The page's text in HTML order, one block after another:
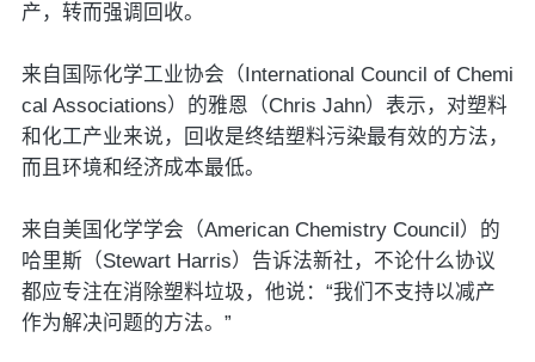
产，转而强调回收。
来自国际化学工业协会（International Council of Chemi
cal Associations）的雅恩（Chris Jahn）表示，对塑料
和化工产业来说，回收是终结塑料污染最有效的方法，
而且环境和经济成本最低。
来自美国化学学会（American Chemistry Council）的
哈里斯（Stewart Harris）告诉法新社，不论什么协议
都应专注在消除塑料垃圾，他说：“我们不支持以减产
作为解决问题的方法。”